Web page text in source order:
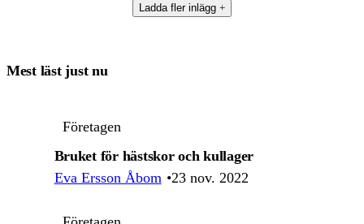
Ladda fler inlägg
Mest läst just nu
Företagen
Bruket för hästskor och kullager
Eva Ersson Åbom
23 nov. 2022